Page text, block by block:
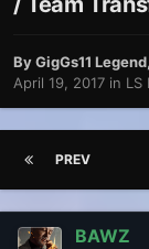
ByGigGs11 Legend,
April 19, 2017 in LS
PREV
BAWZ